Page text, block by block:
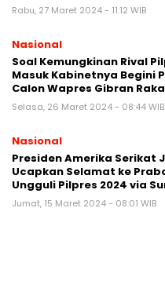
Rabu, 27 Maret 2024 - 11:12 WIB
Nasional
Soal Kemungkinan Rival
Masuk Kabinetnya Begini
Calon Wapres Gibran
Selasa, 26 Maret 2024 - 08:44 WIB
Nasional
Presiden Amerika Serikat
Ucapkan Selamat ke
Ungguli Pilpres 2024 via
Jumat, 15 Maret 2024 - 08:01 WIB